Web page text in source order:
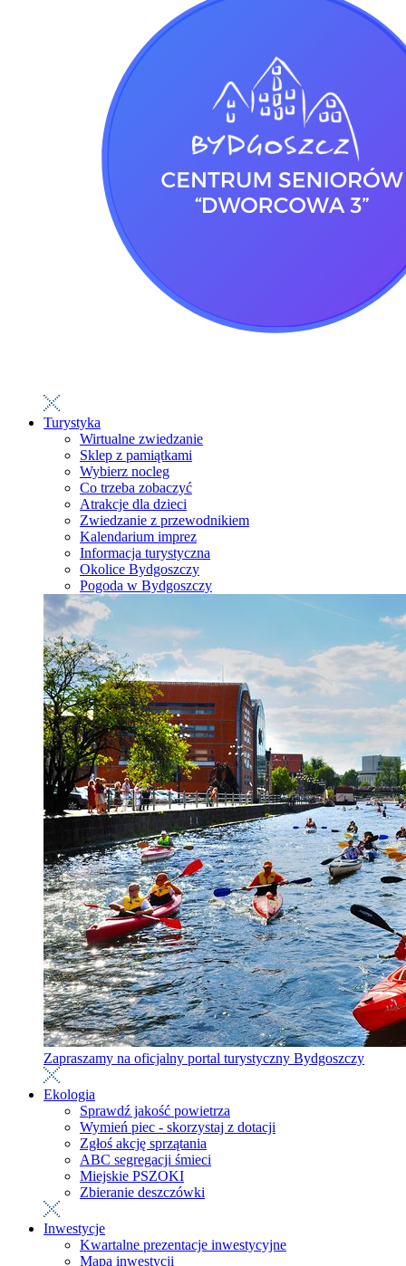
Turystyka
Wirtualne zwiedzanie
Sklep z pamiątkami
Wybierz nocleg
Co trzeba zobaczyć
Atrakcje dla dzieci
Zwiedzanie z przewodnikiem
Kalendarium imprez
Informacja turystyczna
Okolice Bydgoszczy
Pogoda w Bydgoszczy
Zapraszamy na oficjalny portal turystyczny Bydgoszczy
Ekologia
Sprawdź jakość powietrza
Wymień piec - skorzystaj z dotacji
Zgłoś akcję sprzątania
ABC segregacji śmieci
Miejskie PSZOKI
Zbieranie deszczówki
Inwestycje
Kwartalne prezentacje inwestycyjne
Mapa inwestycji